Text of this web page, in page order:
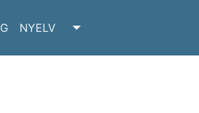
SUBMENU
NYELV